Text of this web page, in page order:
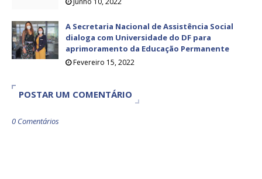
A Secretaria Nacional de Assistência Social
dialoga com Universidade do DF para
aprimoramento da Educação Permanente
Fevereiro 15, 2022
POSTAR UM COMENTÁRIO
0 Comentários